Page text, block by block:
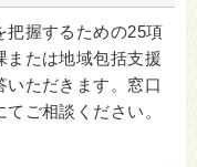
把握するための25項
または地域包括支援
いただきます。窓口
ご相談ください。